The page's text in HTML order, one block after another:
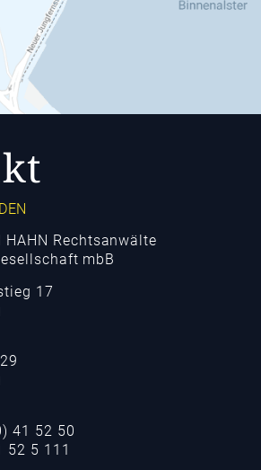
HAHN Rechtsanwälte
mbB
17
41 52 50
52 5 111